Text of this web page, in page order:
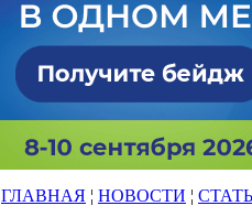
ГЛАВНАЯ ¦ НОВОСТИ ¦